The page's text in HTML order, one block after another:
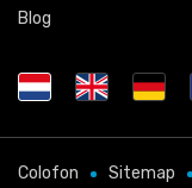
Blog
Colofon Sitemap